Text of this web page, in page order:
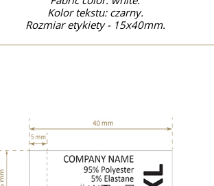
Kolor tekstu: czarny.
Rozmiar etykiety - 15x40mm.